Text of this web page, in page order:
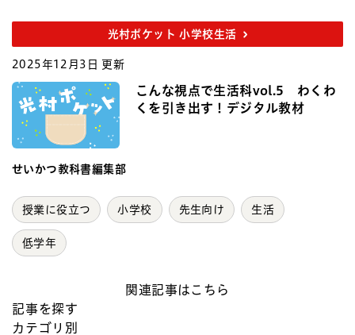
光村ポケット 小学校生活
2025年12月3日 更新
こんな視点で生活科vol.5 わくわ
くを引き出す！デジタル教材
せいかつ教科書編集部
授業に役立つ 小学校 先生向け 生活
低学年
関連記事はこちら
記事を探す
カテゴリ別